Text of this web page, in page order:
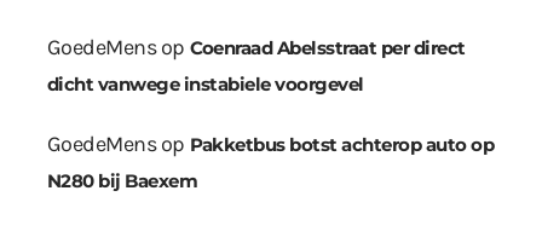
GoedeMensop Coenraad Abelsstraat per direct
dicht vanwege instabiele voorgevel
GoedeMensop Pakketbus botst achterop auto op
N280 bij Baexem